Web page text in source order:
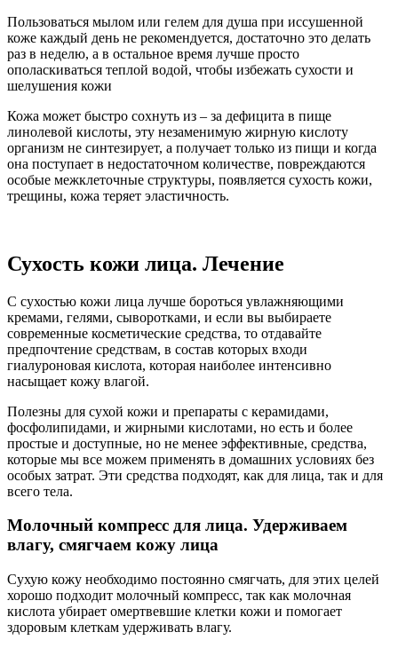
Пользоваться мылом или гелем для душа при иссушенной
коже каждый день не рекомендуется, достаточно это делать
раз в неделю, а в остальное время лучше просто
ополаскиваться теплой водой, чтобы избежать сухости и
шелушения кожи
Кожа может быстро сохнуть из – за дефицита в пище
линолевой кислоты, эту незаменимую жирную кислоту
организм не синтезирует, а получает только из пищи и когда
она поступает в недостаточном количестве, повреждаются
особые межклеточные структуры, появляется сухость кожи,
трещины, кожа теряет эластичность.
Сухость кожи лица. Лечение
С сухостью кожи лица лучше бороться увлажняющими
кремами, гелями, сыворотками, и если вы выбираете
современные косметические средства, то отдавайте
предпочтение средствам, в состав которых входи
гиалуроновая кислота, которая наиболее интенсивно
насыщает кожу влагой.
Полезны для сухой кожи и препараты с керамидами,
фосфолипидами, и жирными кислотами, но есть и более
простые и доступные, но не менее эффективные, средства,
которые мы все можем применять в домашних условиях без
особых затрат. Эти средства подходят, как для лица, так и для
всего тела.
Молочный компресс для лица. Удерживаем
влагу, смягчаем кожу лица
Сухую кожу необходимо постоянно смягчать, для этих целей
хорошо подходит молочный компресс, так как молочная
кислота убирает омертвевшие клетки кожи и помогает
здоровым клеткам удерживать влагу.